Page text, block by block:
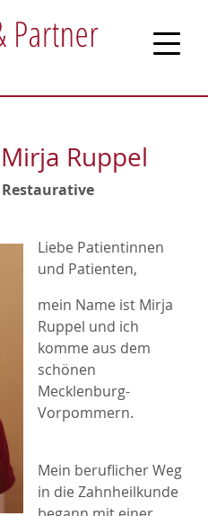
Ruppel
Liebe Patientinnen
und Patienten,
mein Name ist Mirja
Ruppel und ich
komme aus dem
schönen
Mecklenburg-
Vorpommern.
Mein beruflicher Weg
in die Zahnheilkunde